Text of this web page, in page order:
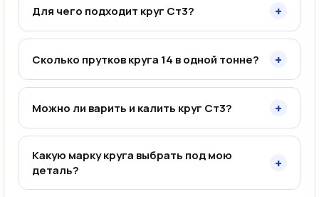
Для чего подходит круг Ст3? +
Сколько прутков круга 14 в одной тонне? +
Можно ли варить и калить круг Ст3? +
Какую марку круга выбрать под мою
деталь?
+